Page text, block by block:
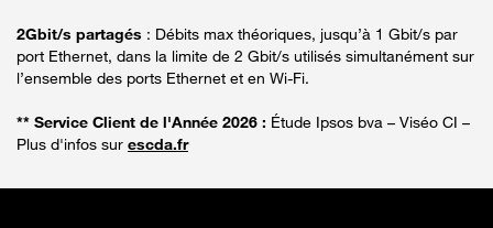
2Gbit/s partagés : Débits max théoriques, jusqu’à 1 Gbit/s par
port Ethernet, dans la limite de 2 Gbit/s utilisés simultanément sur
l’ensemble des ports Ethernet et en Wi-Fi.
** Service Client de l'Année 2026 : Étude Ipsos bva – Viséo CI –
Plus d'infos sur escda.fr